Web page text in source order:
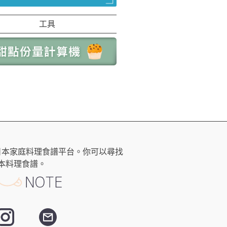
工具
家庭料理食譜平台。你可以尋找
料理食譜。